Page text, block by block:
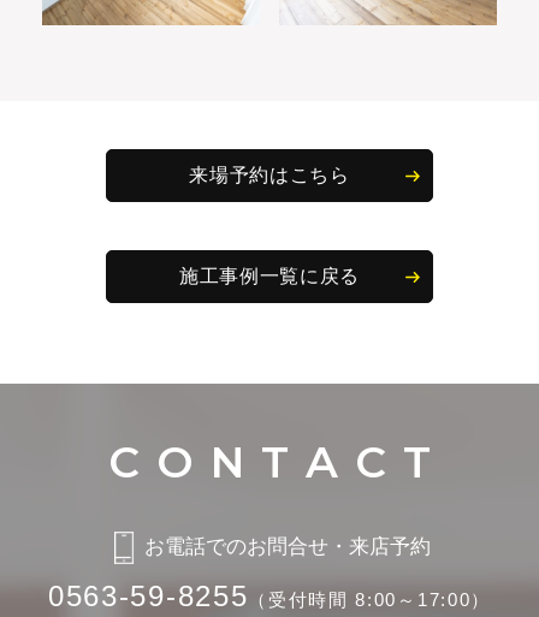
来場予約はこちら
施工事例一覧に戻る
お電話でのお問合せ・来店予約
0563-59-8255 （受付時間 8:00～17:00）